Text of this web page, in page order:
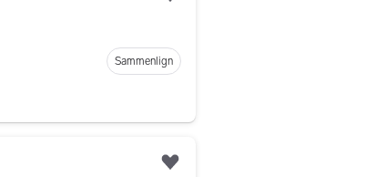
Sammenlign